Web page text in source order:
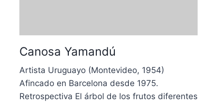
Canosa Yamandú
Artista Uruguayo (Montevideo, 1954)
Afincado en Barcelona desde 1975.
Retrospectiva El árbol de los frutos diferentes